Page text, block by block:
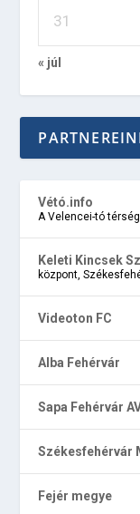
31
« júl
Vétó.info
A Velencei-tó
Keleti Kincsek
központ,
Videoton FC
Alba Fehérvár
Sapa Fehérvár
Székesfehérvár
Fejér megye